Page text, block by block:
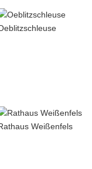
Weißenfels